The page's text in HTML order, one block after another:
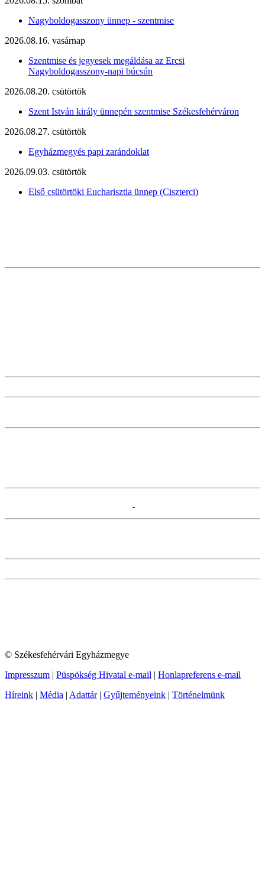
Nagyboldogasszony ünnep - szentmise
2026.08.16. vasárnap
Szentmise és jegyesek megáldása az Ercsi
Nagyboldogasszony-napi búcsún
2026.08.20. csütörtök
Szent István király ünnepén szentmise Székesfehérváron
2026.08.27. csütörtök
Egyházmegyés papi zarándoklat
2026.09.03. csütörtök
Első csütörtöki Eucharisztia ünnep (Ciszterci)
© Székesfehérvári Egyházmegye
Impresszum | Püspökség Hivatal e-mail | Honlapreferens e-mail
Híreink | Média | Adattár| Gyűjteményeink | Történelmünk